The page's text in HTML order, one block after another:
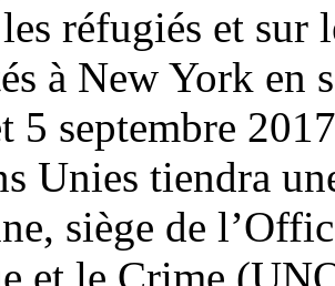
réfugiés et sur
à New York en
5 septembre
Unies tiendra
siège de
et le Crime